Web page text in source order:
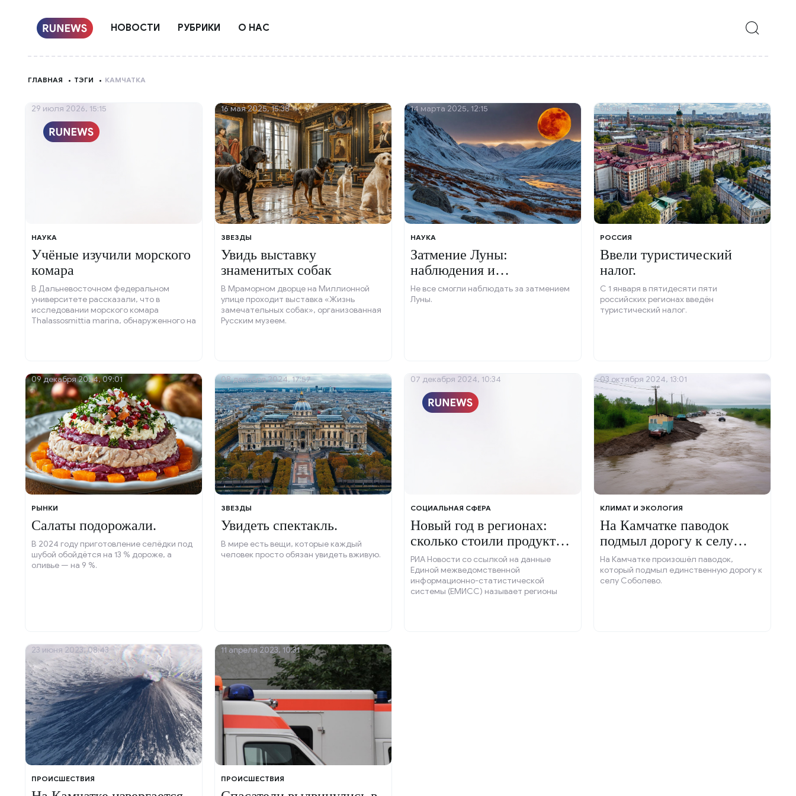
НОВОСТИ РУБРИКИ О НАС
ГЛАВНАЯ ТЭГИ КАМЧАТКА
НАУКА
Учёные изучили морского
комара
В Дальневосточном федеральном
университете рассказали, что в
исследовании морского комара
Thalassosmittia marina, обнаруженного на
Восточной Азии ДВО РАН.
29 июля 2026, 15:15
ЗВЕЗДЫ
Увидь выставку
знаменитых собак
В Мраморном дворце на Миллионной
улице проходит выставка «Жизнь
замечательных собак», организованная
Русским музеем.
16 мая 2025, 15:38
НАУКА
Затмение Луны:
наблюдения и
особенности.
Не все смогли наблюдать за затмением
Луны.
14 марта 2025, 12:15
РОССИЯ
Ввели туристический
налог.
С 1 января в пятидесяти пяти
российских регионах введён
туристический налог.
08 января 2025, 03:34
РЫНКИ
Салаты подорожали.
В 2024 году приготовление селёдки под
шубой обойдётся на 13 % дороже, а
оливье — на 9 %.
09 декабря 2024, 09:01
ЗВЕЗДЫ
Увидеть спектакль.
В мире есть вещи, которые каждый
человек просто обязан увидеть вживую.
08 декабря 2024, 17:57
СОЦИАЛЬНАЯ СФЕРА
Новый год в регионах:
сколько стоили продукты
для стола.
РИА Новости со ссылкой на данные
Единой межведомственной
информационно-статистической
системы (ЕМИСС) называет регионы
07 декабря 2024, 10:34
КЛИМАТ И ЭКОЛОГИЯ
На Камчатке паводок
подмыл дорогу к селу
Соболево
На Камчатке произошёл паводок,
который подмыл единственную дорогу к
селу Соболево.
03 октября 2024, 13:01
ПРОИСШЕСТВИЯ
23 июня 2023, 08:43
ПРОИСШЕСТВИЯ
11 апреля 2023, 10:31